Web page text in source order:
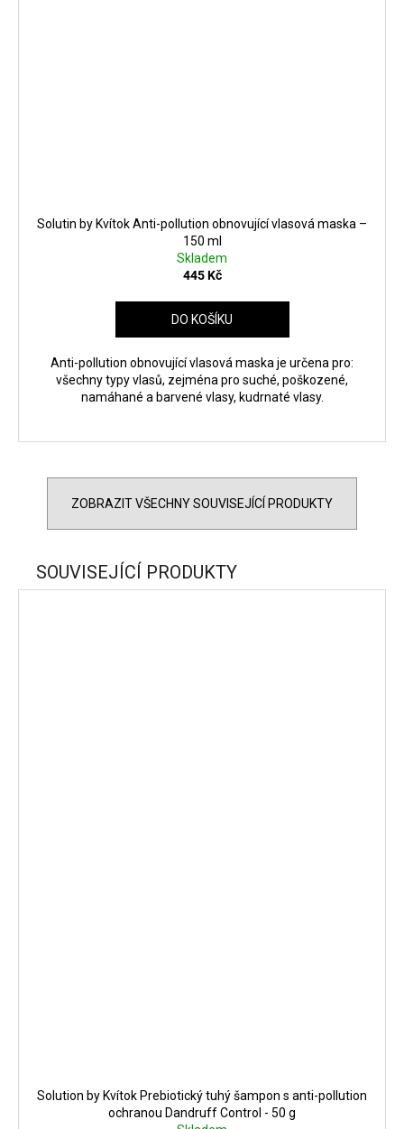
Solutin by Kvítok Anti-pollution obnovující vlasová maska ​​–
150 ml
Skladem
445 Kč
DO KOŠÍKU
Anti-pollution obnovující vlasová maska ​​je určena pro:
všechny typy vlasů, zejména pro suché, poškozené,
namáhané a barvené vlasy, kudrnaté vlasy.
ZOBRAZIT VŠECHNY SOUVISEJÍCÍ PRODUKTY
SOUVISEJÍCÍ PRODUKTY
Solution by Kvítok Prebiotický tuhý šampon s anti-pollution
ochranou Dandruff Control - 50 g